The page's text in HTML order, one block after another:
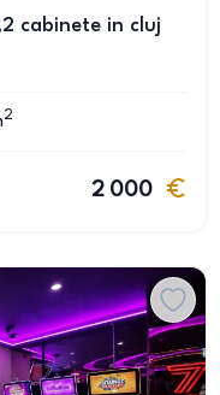
cabinete in cluj
2
2 000